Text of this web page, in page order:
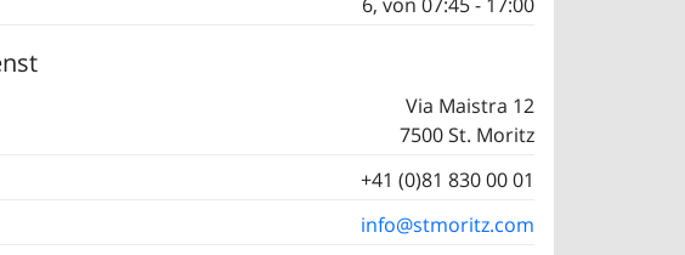
6, von 07:45 - 17:00
Via Maistra 12
7500 St. Moritz
+41 (0)81 830 00 01
info@stmoritz.com